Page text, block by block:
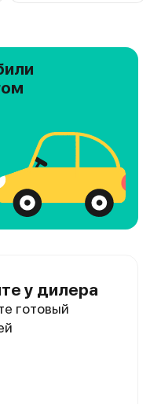
у дилера
готовый